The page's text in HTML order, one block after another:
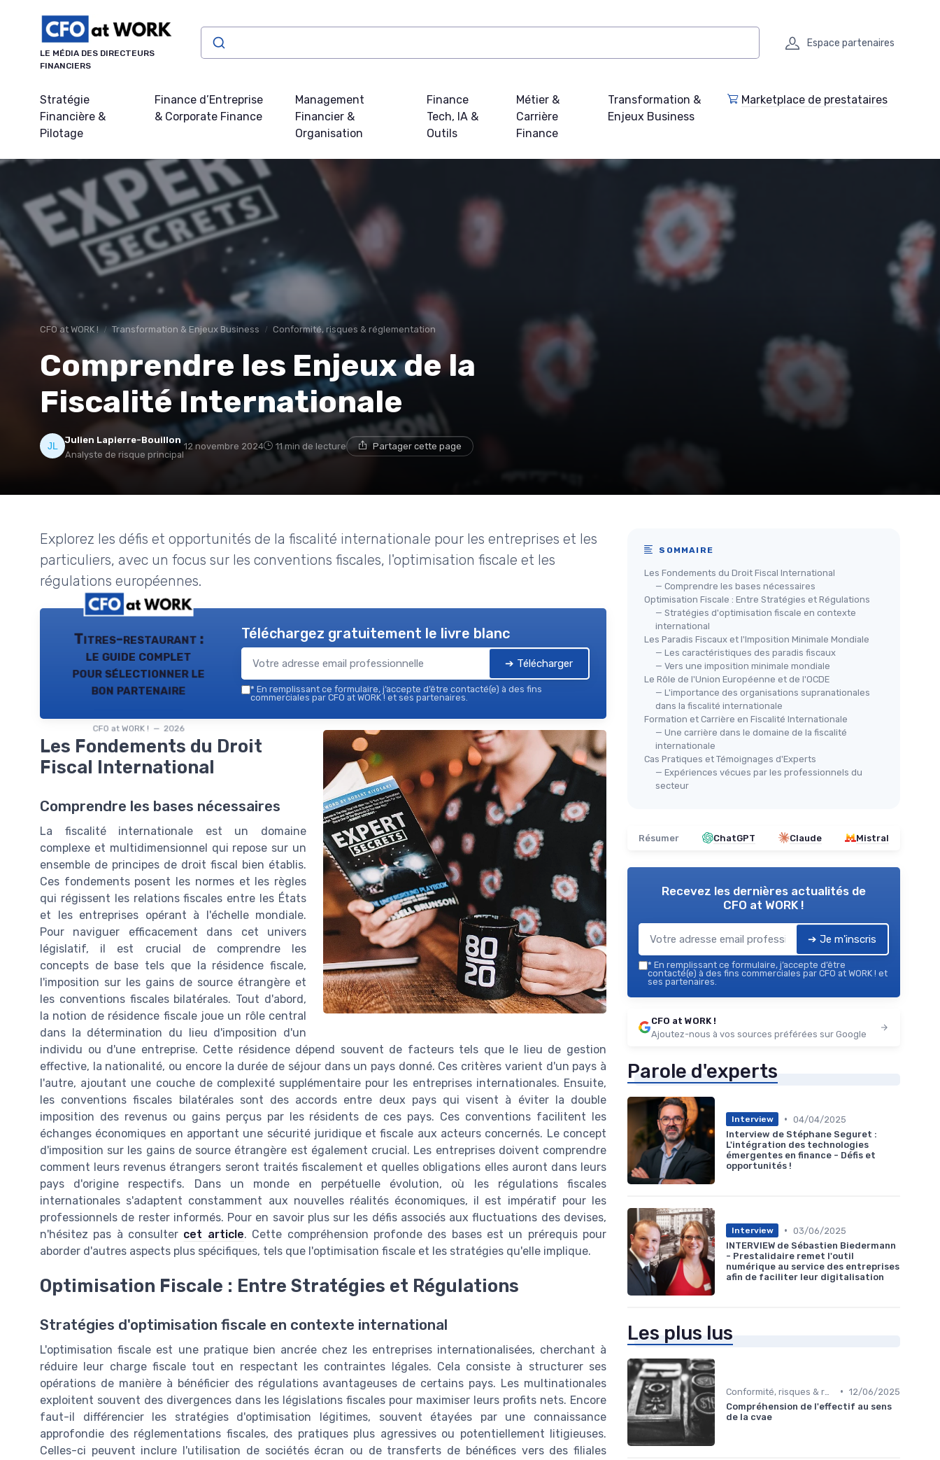
LE MÉDIA DES DIRECTEURS
FINANCIERS
Espace partenaires
Stratégie
Financière &
Pilotage
Finance d’Entreprise
& Corporate Finance
Management
Financier &
Organisation
Finance
Tech, IA &
Outils
Métier &
Carrière
Finance
Transformation &
Enjeux Business
Marketplace de prestataires
CFO at WORK ! Transformation & Enjeux Business Conformité, risques & réglementation
Comprendre les Enjeux de la
Fiscalité Internationale
Julien Lapierre-Bouillon
Analyste de risque principal
12 novembre 2024 11 min de lecture Partager cette page
Explorez les défis et opportunités de la fiscalité internationale pour les entreprises et les
particuliers, avec un focus sur les conventions fiscales, l'optimisation fiscale et les
régulations européennes.
Titres-restaurant :
le guide complet
pour sélectionner le
bon partenaire
CFO at WORK ! — 2026
Téléchargez gratuitement le livre blanc
➔ Télécharger
* En remplissant ce formulaire, j’accepte d’être contacté(e) à des fins
commerciales par CFO at WORK ! et ses partenaires.
Les Fondements du Droit
Fiscal International
Comprendre les bases nécessaires
La fiscalité internationale est un domaine
complexe et multidimensionnel qui repose sur un
ensemble de principes de droit fiscal bien établis.
Ces fondements posent les normes et les règles
qui régissent les relations fiscales entre les États
et les entreprises opérant à l'échelle mondiale.
Pour naviguer efficacement dans cet univers
législatif, il est crucial de comprendre les
concepts de base tels que la résidence fiscale,
l'imposition sur les gains de source étrangère et
les conventions fiscales bilatérales. Tout d'abord,
la notion de résidence fiscale joue un rôle central
dans la détermination du lieu d'imposition d'un
individu ou d'une entreprise. Cette résidence dépend souvent de facteurs tels que le lieu de gestion
effective, la nationalité, ou encore la durée de séjour dans un pays donné. Ces critères varient d'un pays à
l'autre, ajoutant une couche de complexité supplémentaire pour les entreprises internationales. Ensuite,
les conventions fiscales bilatérales sont des accords entre deux pays qui visent à éviter la double
imposition des revenus ou gains perçus par les résidents de ces pays. Ces conventions facilitent les
échanges économiques en apportant une sécurité juridique et fiscale aux acteurs concernés. Le concept
d'imposition sur les gains de source étrangère est également crucial. Les entreprises doivent comprendre
comment leurs revenus étrangers seront traités fiscalement et quelles obligations elles auront dans leurs
pays d'origine respectifs. Dans un monde en perpétuelle évolution, où les régulations fiscales
internationales s'adaptent constamment aux nouvelles réalités économiques, il est impératif pour les
professionnels de rester informés. Pour en savoir plus sur les défis associés aux fluctuations des devises,
n'hésitez pas à consulter cet article. Cette compréhension profonde des bases est un prérequis pour
aborder d'autres aspects plus spécifiques, tels que l'optimisation fiscale et les stratégies qu'elle implique.
Optimisation Fiscale : Entre Stratégies et Régulations
Stratégies d'optimisation fiscale en contexte international
L'optimisation fiscale est une pratique bien ancrée chez les entreprises internationalisées, cherchant à
réduire leur charge fiscale tout en respectant les contraintes légales. Cela consiste à structurer ses
opérations de manière à bénéficier des régulations avantageuses de certains pays. Les multinationales
exploitent souvent des divergences dans les législations fiscales pour maximiser leurs profits nets. Encore
faut-il différencier les stratégies d'optimisation légitimes, souvent étayées par une connaissance
approfondie des réglementations fiscales, des pratiques plus agressives ou potentiellement litigieuses.
Celles-ci peuvent inclure l'utilisation de sociétés écran ou de transferts de bénéfices vers des filiales
SOMMAIRE
Les Fondements du Droit Fiscal International
— Comprendre les bases nécessaires
Optimisation Fiscale : Entre Stratégies et Régulations
— Stratégies d'optimisation fiscale en contexte
international
Les Paradis Fiscaux et l'Imposition Minimale Mondiale
— Les caractéristiques des paradis fiscaux
— Vers une imposition minimale mondiale
Le Rôle de l'Union Européenne et de l'OCDE
— L'importance des organisations supranationales
dans la fiscalité internationale
Formation et Carrière en Fiscalité Internationale
— Une carrière dans le domaine de la fiscalité
internationale
Cas Pratiques et Témoignages d'Experts
— Expériences vécues par les professionnels du
secteur
Résumer ChatGPT Claude Mistral
Recevez les dernières actualités de
CFO at WORK !
➔ Je m'inscris
* En remplissant ce formulaire, j’accepte d’être
contacté(e) à des fins commerciales par CFO at WORK ! et
ses partenaires.
CFO at WORK !
Ajoutez-nous à vos sources préférées sur Google
Parole d'experts
Interview • 04/04/2025
Interview de Stéphane Seguret :
L'intégration des technologies
émergentes en finance - Défis et
opportunités !
Interview • 03/06/2025
INTERVIEW de Sébastien Biedermann
- Prestalidaire remet l'outil
numérique au service des entreprises
afin de faciliter leur digitalisation
Les plus lus
• 12/06/2025
Compréhension de l'effectif au sens
de la cvae